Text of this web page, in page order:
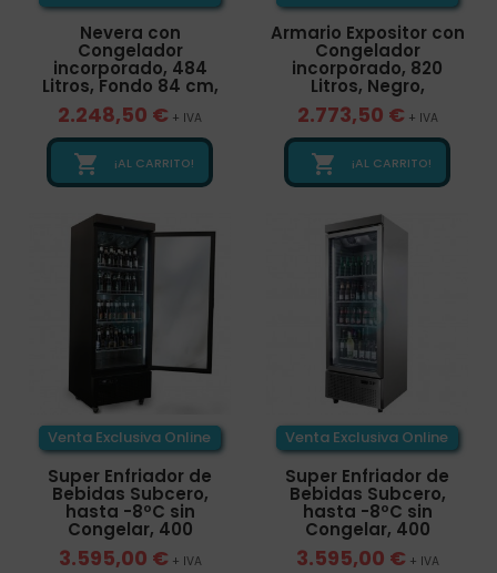
Nevera con
Congelador
incorporado, 484
Litros, Fondo 84 cm,
2.248,50 € + IVA
 ¡AL CARRITO!
Armario Expositor con
Congelador
incorporado, 820
Litros, Negro,
2.773,50 € + IVA
 ¡AL CARRITO!
Venta Exclusiva Online
Super Enfriador de
Bebidas Subcero,
hasta -8ºC sin
Congelar, 400
3.595,00 € + IVA
Venta Exclusiva Online
Super Enfriador de
Bebidas Subcero,
hasta -8ºC sin
Congelar, 400
3.595,00 € + IVA